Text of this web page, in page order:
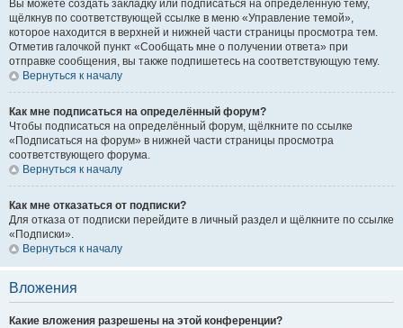
Вы можете создать закладку или подписаться на определённую тему,
щёлкнув по соответствующей ссылке в меню «Управление темой»,
которое находится в верхней и нижней части страницы просмотра тем.
Отметив галочкой пункт «Сообщать мне о получении ответа» при
отправке сообщения, вы также подпишетесь на соответствующую тему.
Вернуться к началу
Как мне подписаться на определённый форум?
Чтобы подписаться на определённый форум, щёлкните по ссылке
«Подписаться на форум» в нижней части страницы просмотра
соответствующего форума.
Вернуться к началу
Как мне отказаться от подписки?
Для отказа от подписки перейдите в личный раздел и щёлкните по ссылке
«Подписки».
Вернуться к началу
Вложения
Какие вложения разрешены на этой конференции?